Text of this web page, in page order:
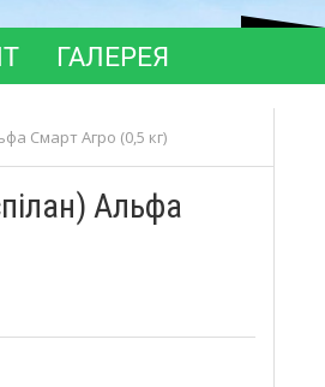
ГАЛЕРЕЯ
Смарт Агро (0,5 кг)
Альфа